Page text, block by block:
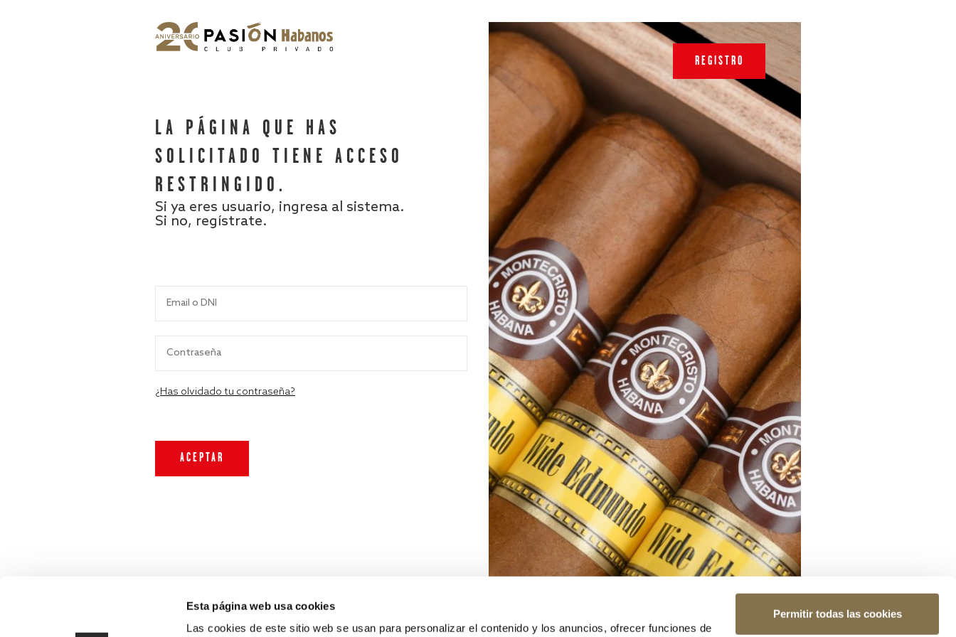
Esta página web usa cookies
Las cookies de este sitio web se usan para personalizar el contenido y los anuncios, ofrecer funciones de
Permitir todas las cookies
LA PÁGINA QUE HAS
SOLICITADO TIENE ACCESO
RESTRINGIDO.
Si ya eres usuario, ingresa al sistema.
Si no, regístrate.
¿Has olvidado tu contraseña?
REGISTRO